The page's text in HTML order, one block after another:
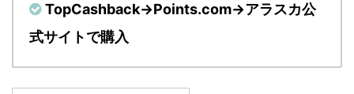
TopCashback→Points.com→アラスカ公
式サイトで購入